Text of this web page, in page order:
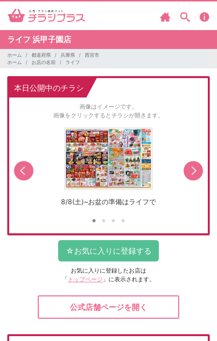
ライフ 浜甲子園店
ホーム 都道府県 兵庫県
西宮市
ホーム
お店の名前 ライフ
本日公開中のチラシ
画像はイメージです。
画像をクリックするとチラシが開きます。
8/8(土)~お盆の準備はライフで
お気に入りに登録したお店は
「 トップページ 」に表示されます。
公式店舗ページを開く